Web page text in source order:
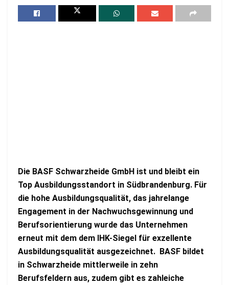
Die BASF Schwarzheide GmbH ist und bleibt ein
Top Ausbildungsstandort in Südbrandenburg. Für
die hohe Ausbildungsqualität, das jahrelange
Engagement in der Nachwuchsgewinnung und
Berufsorientierung wurde das Unternehmen
erneut mit dem dem IHK-Siegel für exzellente
Ausbildungsqualität ausgezeichnet. BASF bildet
in Schwarzheide mittlerweile in zehn
Berufsfeldern aus, zudem gibt es zahleiche